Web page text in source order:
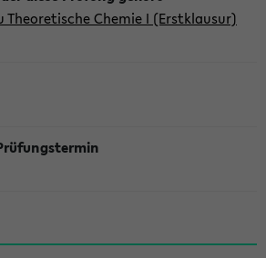
Theoretische Chemie I (Erstklausur)